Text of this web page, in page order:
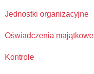
Jednostki organizacyjne
Oświadczenia majątkowe
Kontrole